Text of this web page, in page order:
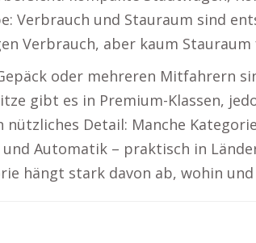
Verbrauch und Stauraum sind
Verbrauch, aber kaum Stauraum
oder mehreren Mitfahrern
gibt es in Premium-Klassen,
nützliches Detail: Manche
Automatik – praktisch in
hängt stark davon ab, wohin